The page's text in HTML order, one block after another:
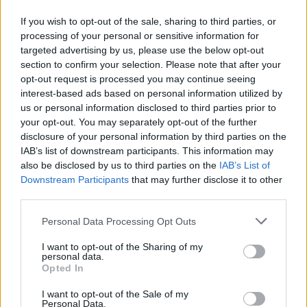
If you wish to opt-out of the sale, sharing to third parties, or
processing of your personal or sensitive information for
targeted advertising by us, please use the below opt-out
section to confirm your selection. Please note that after your
opt-out request is processed you may continue seeing
interest-based ads based on personal information utilized by
us or personal information disclosed to third parties prior to
your opt-out. You may separately opt-out of the further
disclosure of your personal information by third parties on the
IAB’s list of downstream participants. This information may
also be disclosed by us to third parties on the IAB’s List of
Downstream Participants that may further disclose it to other
Personal Data Processing Opt Outs
I want to opt-out of the Sharing of my
personal data.
Opted In
I want to opt-out of the Sale of my
Personal Data.
VODAFONE AIUTA I CLIENTI A RIDURRE LE
PROPRIE EMISSIONI
Vodafone si impegna ad aiutare i clienti business a ridurre le
proprie emissioni di carbonio per un totale cumulativo di 350
milioni di tonnellate a livello globale nei dieci anni compresi tra il
2020 e il 2030 – un livello equivalente alle emissioni totali di
carbonio annuali dell’Italia o del Regno Unito per il 2019. Il
maggior contributo a questo risparmio deriva dall’Internet delle
cose (IoT) di Vodafone, che rende più efficienti le attività
produzione e le altre attività.
MINIMIZZAZIONE DEI RIFIUTI E AIUTO ALLA
COSTRUZIONE DI UN’ECONOMIA CIRCOLARE
Vodafone si è impegnata a riutilizzare, rivendere o riciclare il